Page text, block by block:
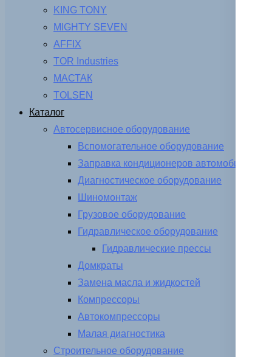
KING TONY
MIGHTY SEVEN
AFFIX
TOR Industries
МАСТАК
TOLSEN
Каталог
Автосервисное оборудование
Вспомогательное оборудование
Заправка кондиционеров автомобиля
Диагностическое оборудование
Шиномонтаж
Грузовое оборудование
Гидравлическое оборудование
Гидравлические прессы
Домкраты
Замена масла и жидкостей
Компрессоры
Автокомпрессоры
Малая диагностика
Строительное оборудование